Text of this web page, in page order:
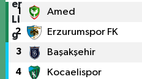
1 Amed
2 Erzurumspor FK
3 Başakşehir
4 Kocaelispor